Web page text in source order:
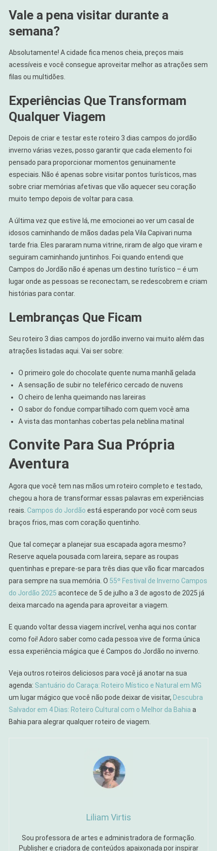
Vale a pena visitar durante a
semana?
Absolutamente! A cidade fica menos cheia, preços mais
acessíveis e você consegue aproveitar melhor as atrações sem
filas ou multidões.
Experiências Que Transformam
Qualquer Viagem
Depois de criar e testar este roteiro 3 dias campos do jordão
inverno várias vezes, posso garantir que cada elemento foi
pensado para proporcionar momentos genuinamente
especiais. Não é apenas sobre visitar pontos turísticos, mas
sobre criar memórias afetivas que vão aquecer seu coração
muito tempo depois de voltar para casa.
A última vez que estive lá, me emocionei ao ver um casal de
idosos caminhando de mãos dadas pela Vila Capivari numa
tarde fria. Eles pararam numa vitrine, riram de algo que viram e
seguiram caminhando juntinhos. Foi quando entendi que
Campos do Jordão não é apenas um destino turístico – é um
lugar onde as pessoas se reconectam, se redescobrem e criam
histórias para contar.
Lembranças Que Ficam
Seu roteiro 3 dias campos do jordão inverno vai muito além das
atrações listadas aqui. Vai ser sobre:
O primeiro gole do chocolate quente numa manhã gelada
A sensação de subir no teleférico cercado de nuvens
O cheiro de lenha queimando nas lareiras
O sabor do fondue compartilhado com quem você ama
A vista das montanhas cobertas pela neblina matinal
Convite Para Sua Própria
Aventura
Agora que você tem nas mãos um roteiro completo e testado,
chegou a hora de transformar essas palavras em experiências
reais. Campos do Jordão está esperando por você com seus
braços frios, mas com coração quentinho.
Que tal começar a planejar sua escapada agora mesmo?
Reserve aquela pousada com lareira, separe as roupas
quentinhas e prepare-se para três dias que vão ficar marcados
para sempre na sua memória. O 55º Festival de Inverno Campos
do Jordão 2025 acontece de 5 de julho a 3 de agosto de 2025 já
deixa marcado na agenda para aproveitar a viagem.
E quando voltar dessa viagem incrível, venha aqui nos contar
como foi! Adoro saber como cada pessoa vive de forma única
essa experiência mágica que é Campos do Jordão no inverno.
Veja outros roteiros deliciosos para você já anotar na sua
agenda: Santuário do Caraça: Roteiro Místico e Natural em MG
um lugar mágico que você não pode deixar de visitar, Descubra
Salvador em 4 Dias: Roteiro Cultural com o Melhor da Bahia a
Bahia para alegrar qualquer roteiro de viagem.
Liliam Virtis
Sou professora de artes e administradora de formação.
Publisher e criadora de conteúdos apaixonada por inspirar